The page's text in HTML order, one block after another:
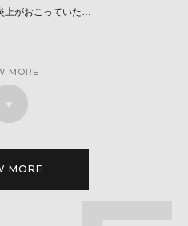
上がおこっていた…
MORE
MORE